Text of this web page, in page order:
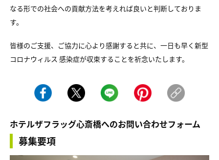
なる形での社会への貢献方法を考えれば良いと判断しておりま
す。
皆様のご支援、ご協力に心より感謝すると共に、一日も早く新型
コロナウィルス 感染症が収束することを祈念いたします。
ホテルザフラッグ心斎橋へのお問い合わせフォーム
募集要項